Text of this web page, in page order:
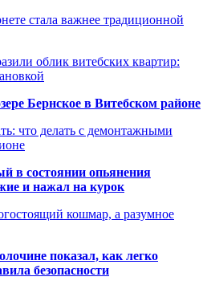
стала важнее традиционной
облик витебских квартир:
Бернское в Витебском районе
что делать с демонтажными
в состоянии опьянения
и нажал на курок
кошмар, а разумное
показал, как легко
безопасности